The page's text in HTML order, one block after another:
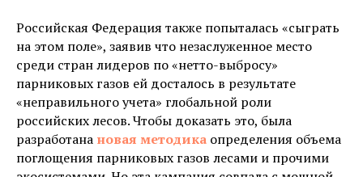
Российская Федерация также попыталась «сыграть
на этом поле», заявив что незаслуженное место
среди стран лидеров по «нетто-выбросу»
парниковых газов ей досталось в результате
«неправильного учета» глобальной роли
российских лесов. Чтобы доказать это, была
разработана новая методика определения объема
поглощения парниковых газов лесами и прочими